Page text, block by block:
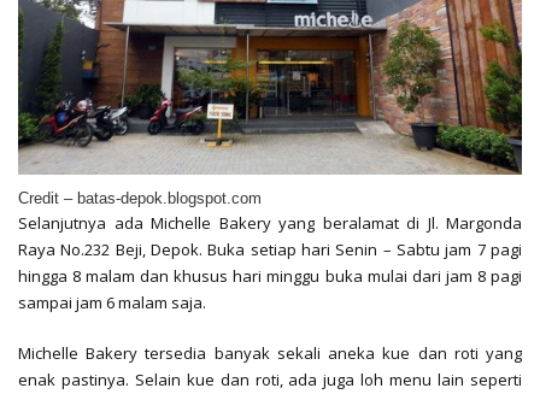
Credit – batas-depok.blogspot.com
Selanjutnya ada Michelle Bakery yang beralamat di Jl. Margonda
Raya No.232 Beji, Depok. Buka setiap hari Senin – Sabtu jam 7 pagi
hingga 8 malam dan khusus hari minggu buka mulai dari jam 8 pagi
sampai jam 6 malam saja.
Michelle Bakery tersedia banyak sekali aneka kue dan roti yang
enak pastinya. Selain kue dan roti, ada juga loh menu lain seperti